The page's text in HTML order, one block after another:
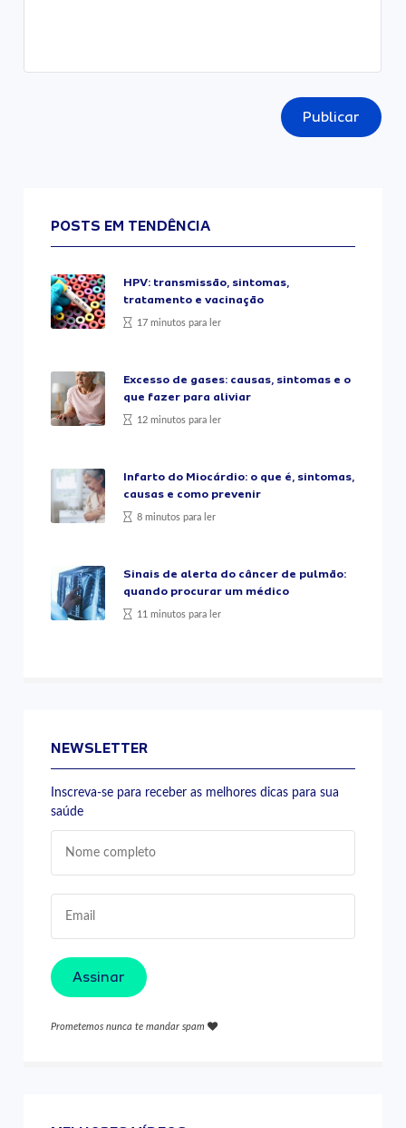
Publicar
POSTS EM TENDÊNCIA
HPV: transmissão, sintomas,
tratamento e vacinação
17 minutos para ler
Excesso de gases: causas, sintomas e o
que fazer para aliviar
12 minutos para ler
Infarto do Miocárdio: o que é, sintomas,
causas e como prevenir
8 minutos para ler
Sinais de alerta do câncer de pulmão:
quando procurar um médico
11 minutos para ler
NEWSLETTER
Inscreva-se para receber as melhores dicas para sua
saúde
Assinar
Prometemos nunca te mandar spam